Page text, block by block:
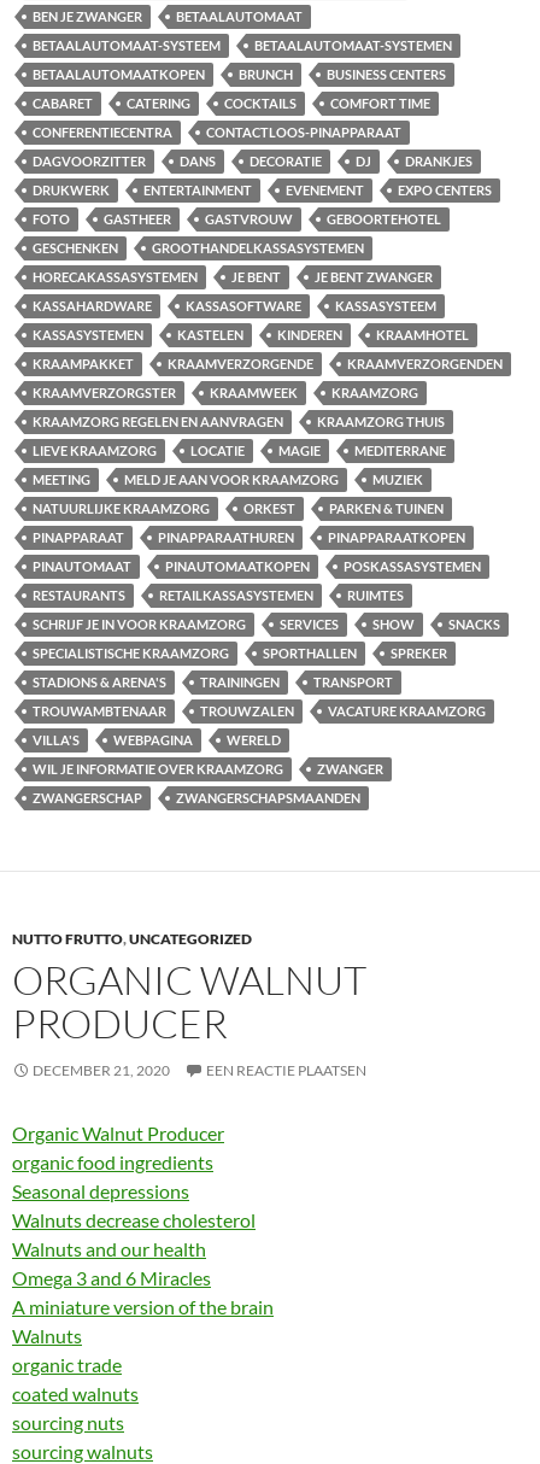
BEN JE ZWANGER
BETAALAUTOMAAT
BETAALAUTOMAAT-SYSTEEM
BETAALAUTOMAAT-SYSTEMEN
BETAALAUTOMAATKOPEN
BRUNCH
BUSINESS CENTERS
CABARET
CATERING COCKTAILS
COMFORT TIME
CONFERENTIECENTRA
CONTACTLOOS-PINAPPARAAT
DAGVOORZITTER
DANS DECORATIE DJ
DRANKJES
DRUKWERK
ENTERTAINMENT EVENEMENT
EXPO CENTERS
FOTO
GASTHEER GASTVROUW
GEBOORTEHOTEL
GESCHENKEN
GROOTHANDELKASSASYSTEMEN
HORECAKASSASYSTEMEN
JE BENT
JE BENT ZWANGER
KASSAHARDWARE
KASSASOFTWARE
KASSASYSTEEM
KASSASYSTEMEN
KASTELEN KINDEREN
KRAAMHOTEL
KRAAMPAKKET
KRAAMVERZORGENDE
KRAAMVERZORGENDEN
KRAAMVERZORGSTER
KRAAMWEEK
KRAAMZORG
KRAAMZORG REGELEN EN AANVRAGEN
KRAAMZORG THUIS
LIEVE KRAAMZORG
LOCATIE MAGIE
MEDITERRANE
MEETING
MELD JE AAN VOOR KRAAMZORG
MUZIEK
NATUURLIJKE KRAAMZORG
ORKEST
PARKEN & TUINEN
PINAPPARAAT
PINAPPARAATHUREN
PINAPPARAATKOPEN
PINAUTOMAAT
PINAUTOMAATKOPEN
POSKASSASYSTEMEN
RESTAURANTS
RETAILKASSASYSTEMEN
RUIMTES
SCHRIJF JE IN VOOR KRAAMZORG
SERVICES SHOW
SNACKS
SPECIALISTISCHE KRAAMZORG
SPORTHALLEN
SPREKER
STADIONS & ARENA'S
TRAININGEN
TRANSPORT
TROUWAMBTENAAR
TROUWZALEN
VACATURE KRAAMZORG
VILLA'S
WEBPAGINA
WERELD
WIL JE INFORMATIE OVER KRAAMZORG
ZWANGER
ZWANGERSCHAP
ZWANGERSCHAPSMAANDEN
NUTTO FRUTTO,UNCATEGORIZED
ORGANIC WALNUT
PRODUCER
DECEMBER 21, 2020 EEN REACTIE PLAATSEN
Organic Walnut Producer
organic food ingredients
Seasonal depressions
Walnuts decrease cholesterol
Walnuts and our health
Omega 3 and 6 Miracles
A miniature version of the brain
Walnuts
organic trade
coated walnuts
sourcing nuts
sourcing walnuts